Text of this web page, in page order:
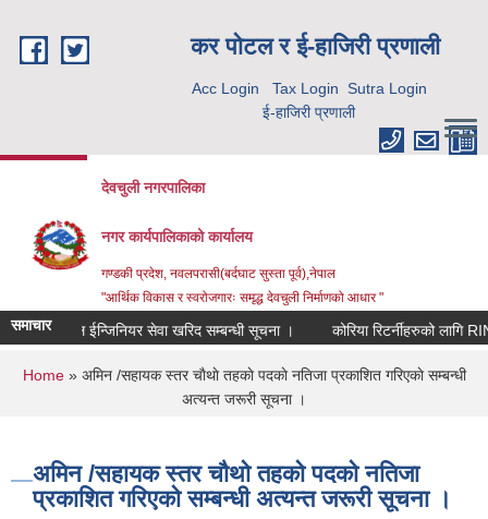
कर पाेटल र ई-हाजिरी प्रणाली
Acc Login Tax Login Sutra Login
ई-हाजिरी प्रणाली
देवचुली नगरपालिका
नगर कार्यपालिकाको कार्यालय
गण्डकी प्रदेश, नवलपरासी(बर्दघाट सुस्ता पूर्व),नेपाल
"आर्थिक विकास र स्वरोजगारः समृद्ध देवचुली निर्माणको आधार "
समाचार
मेकानिकल ईन्जिनियर सेवा खरिद सम्बन्धी सूचना । कोरिया रिटर्नीहरुको लागि
You are here
Home» अमिन /सहायक स्तर चाैथाे तहकाे पदकाे नतिजा प्रकाशित गरिएकाे सम्बन्धी
अत्यन्त जरूरी सूचना ।
अमिन /सहायक स्तर चाैथाे तहकाे पदकाे नतिजा
प्रकाशित गरिएकाे सम्बन्धी अत्यन्त जरूरी सूचना ।